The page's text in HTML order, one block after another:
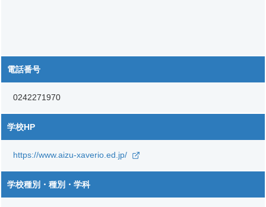
電話番号
0242271970
学校HP
https://www.aizu-xaverio.ed.jp/
学校種別・種別・学科